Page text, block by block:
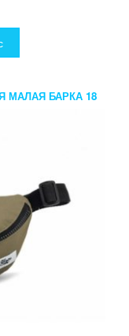
МАЛАЯ БАРКА 18